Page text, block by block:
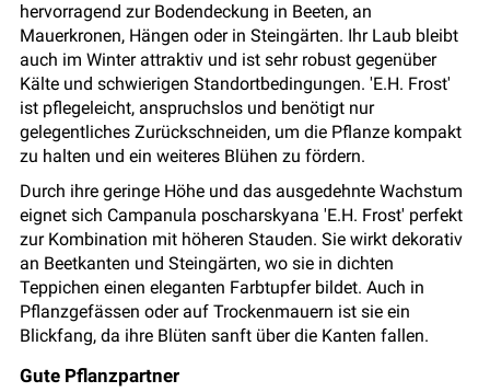
hervorragend zur Bodendeckung in Beeten, an
Mauerkronen, Hängen oder in Steingärten. Ihr Laub bleibt
auch im Winter attraktiv und ist sehr robust gegenüber
Kälte und schwierigen Standortbedingungen. 'E.H. Frost'
ist pflegeleicht, anspruchslos und benötigt nur
gelegentliches Zurückschneiden, um die Pflanze kompakt
zu halten und ein weiteres Blühen zu fördern.
Durch ihre geringe Höhe und das ausgedehnte Wachstum
eignet sich Campanula poscharskyana 'E.H. Frost' perfekt
zur Kombination mit höheren Stauden. Sie wirkt dekorativ
an Beetkanten und Steingärten, wo sie in dichten
Teppichen einen eleganten Farbtupfer bildet. Auch in
Pflanzgefässen oder auf Trockenmauern ist sie ein
Blickfang, da ihre Blüten sanft über die Kanten fallen.
Gute Pflanzpartner